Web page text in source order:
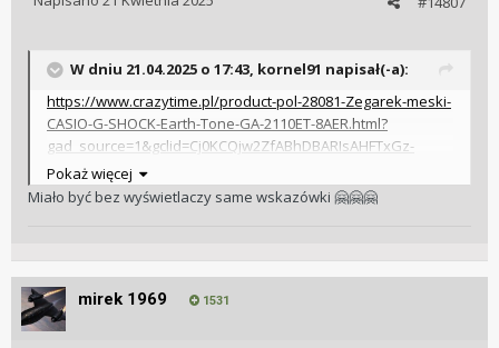
W dniu 21.04.2025 o 17:43, kornel91 napisał(-a):
https://www.crazytime.pl/product-pol-28081-Zegarek-meski-
CASIO-G-SHOCK-Earth-Tone-GA-2110ET-8AER.html?
gad_source=1&gclid=Cj0KCQjw2ZfABhDBARIsAHFTxGz-
us0RLEpWy-
7vTFju3IvCpSCfAZdeBOa52GpVGzz_GdcV5OFZe-
0aArNREALw_wcB
Pokaż więcej
Miało być bez wyświetlaczy same wskazówki 🤗🤗🤗
mirek 1969 1531